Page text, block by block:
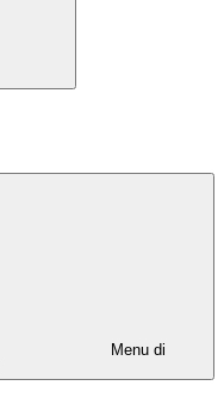
Menu di